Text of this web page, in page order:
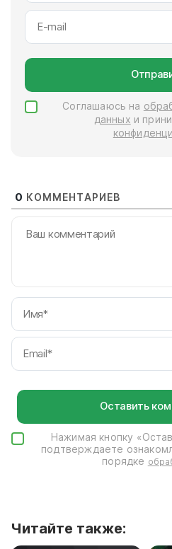
Соглашаюсь на
данных и
0 КОММЕНТАРИЕВ
Нажимая кнопку
подтверждаете
порядке
Читайте также: